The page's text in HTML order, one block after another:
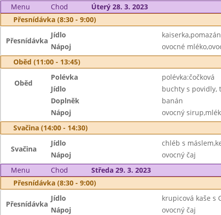
Menu Chod
Úterý 28. 3. 2023
Přesnídávka (8:30 - 9:00)
Přesnídávka
Jídlo
Nápoj
ovocné
Oběd (11:00 - 13:45)
Oběd
Polévka
polévka:čočková
Jídlo
buchty s povidly,
Doplněk
banán
Nápoj
ovocný
Svačina (14:00 - 14:30)
Svačina
Jídlo
chléb s
Nápoj
ovocný čaj
Menu
Chod
Středa 29. 3. 2023
Přesnídávka (8:30 - 9:00)
Přesnídávka
Jídlo
krupicová kaše s
Nápoj
ovocný čaj